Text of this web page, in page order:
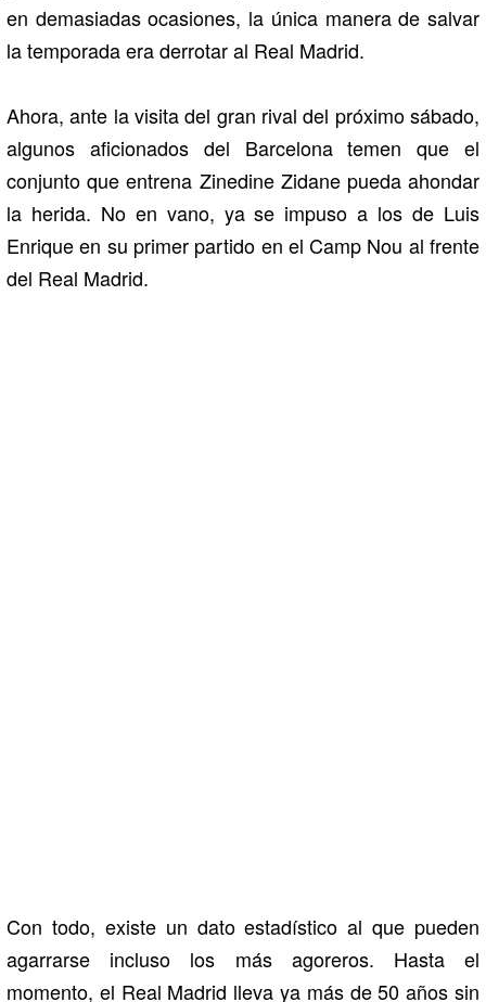
en demasiadas ocasiones, la única manera de salvar
la temporada era derrotar al Real Madrid.
Ahora, ante la visita del gran rival del próximo sábado,
algunos aficionados del Barcelona temen que el
conjunto que entrena Zinedine Zidane pueda ahondar
la herida. No en vano, ya se impuso a los de Luis
Enrique en su primer partido en el Camp Nou al frente
del Real Madrid.
Con todo, existe un dato estadístico al que pueden
agarrarse incluso los más agoreros. Hasta el
momento, el Real Madrid lleva ya más de 50 años sin